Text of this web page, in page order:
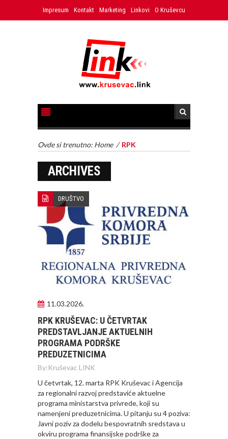
Impresum Kontakt Marketing Linkovi O Kruševcu
Ovde si trenutno: Home / RPK
ARCHIVES
DRUŠTVO
11.03.2026.
RPK KRUŠEVAC: U ČETVRTAK
PREDSTAVLJANJE AKTUELNIH
PROGRAMA PODRŠKE
PREDUZETNICIMA
By:Kruševac LINK
U četvrtak, 12. marta RPK Kruševac i Agencija
za regionalni razvoj predstaviće aktuelne
programa ministarstva privrede, koji su
namenjeni preduzetnicima. U pitanju su 4 poziva:
Javni poziv za dodelu bespovratnih sredstava u
okviru programa finansijske podrške za